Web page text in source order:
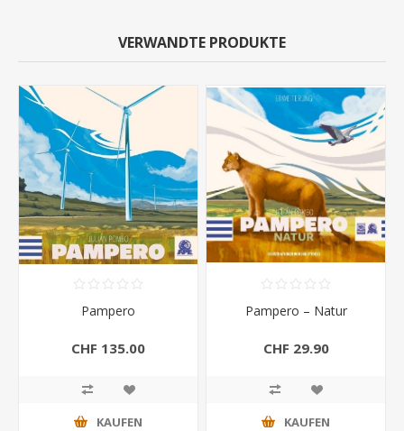
VERWANDTE PRODUKTE
Pampero
CHF 135.00
KAUFEN
Pampero – Natur
CHF 29.90
KAUFEN